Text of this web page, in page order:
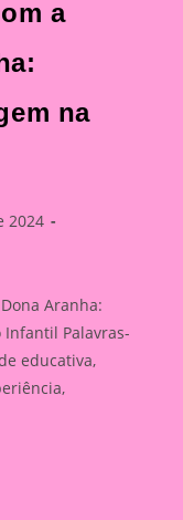
a
na
2024
Aranha:
Infantil Palavras-
educativa,